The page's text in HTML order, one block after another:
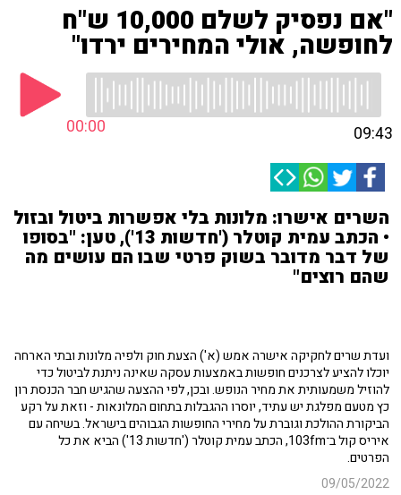
"אם נפסיק לשלם 10,000 ש"ח
לחופשה, אולי המחירים ירדו"
00:00 09:43
השרים אישרו: מלונות בלי אפשרות ביטול ובזול
• הכתב עמית קוטלר ('חדשות 13'), טען: "בסופו
של דבר מדובר בשוק פרטי שבו הם עושים מה
שהם רוצים"
ועדת שרים לחקיקה אישרה אמש (א') הצעת חוק ולפיה מלונות ובתי הארחה
יוכלו להציע לצרכנים חופשות באמצעות עסקה שאינה ניתנת לביטול כדי
להוזיל משמעותית את מחיר הנופש. ובכן, לפי ההצעה שהגיש חבר הכנסת רון
כץ מטעם מפלגת יש עתיד, יוסרו ההגבלות בתחום המלונאות - וזאת על רקע
הביקורת ההולכת וגוברת על מחירי החופשות הגבוהים בישראל. בשיחה עם
איריס קול ב־103fm, הכתב עמית קוטלר ('חדשות 13') הביא את כל
הפרטים.
09/05/2022